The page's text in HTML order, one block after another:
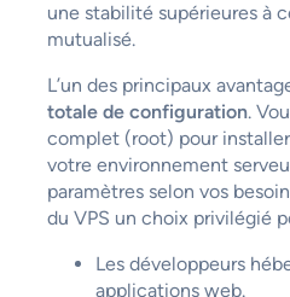
une stabilité supérieures à
mutualisé.
L’un des principaux
totale de configuration.
complet (root) pour
votre environnement
paramètres selon vos
du VPS un choix privilégié
Les développeurs
applications web.